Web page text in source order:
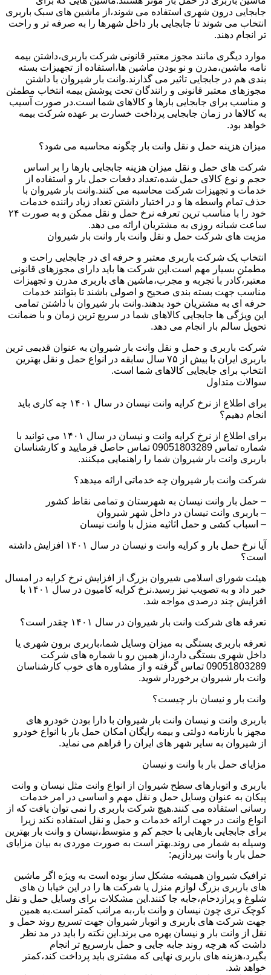
جابجایی درون شهری استفاده می شوند،از ماشین های سبک باربری
انتخاب می شوند تا جابجایی بار داخل شهرها را به صرفه تر و راحت
تر انجام دهند.
موارد دیگری مانند مجوز معتبر قانونی شرکت باربری،داشتن بیمه
نامه ماشین،مدرن و نو بودن ماشین ها،استفاده از تجهیزات بسته
بندی هم در جابجایی تاثیر می گذارند.وانت بار شیروان با داشتن
مجوزهای معتبر قانونی و رانندگان تحت پوشش بیمه انتخاب مطمئن
و مناسب برای جابجایی بارها و کالاهای شما است.در صورت آسیب
به کالاها در زمان جابجایی پرداخت خسارت بر عهده شرکت بیمه
خواهد بود.
میزان هزینه حمل و نقل وانت بار چگونه محاسبه می شود؟
شرکت های حمل و نقل میزان هزینه جابجایی بارها را بر اساس
حجم و نوع کالای حمل شده،تعداد دفعات حمل بار و استفاده از
خدمات و تجهیزات شرکت محاسبه می کنند.وانت بار شیروان با
حذف تمام واسطه ها و در اختیار داشتن تعداد زیاد راننده خدمات
خود را با مناسب ترین تعرفه نرخ حمل و نقل ممکن و به صورت ۲۴
ساعت شبانه روزی به مشتریان ارائه می دهد.
مزیت های شرکت حمل و نقل وانت بار وانت بار شیروان
انتخاب یک شرکت باربری معتبر و حرفه ای در جابجایی راحت و
مطمئن بسیار مهم است.این شرکت ها باید دارای مجوزهای قانونی
معتبر،کادر با تجربه و مجرب،ماشین های باربری مدرن و تجهیزات
مناسب جهت بسته بندی صحیح و اصولی باشند تا بتوانند خدمات
حرفه ای به مشتریان خود بدهند.وانت بار شیروان با داشتن تمامی
این ویژگی ها جابجایی کالاهای شما در سریع ترین زمان و با ضمانت
تحویل سالم بار انجام می دهد.
شرکت باربری و حمل و نقل وانت بار شیروان به عنوان قدیمی ترین
باربری ایران با بیش از ۷۵ سال سابقه در انواع حمل و نقل بهترین
انتخاب برای جابجایی کالاهای شما است.
سوالات متداول
برای اطلاع از نرخ کرایه وانت نیسان در سال ۱۴۰۱ چه کاری باید
انجام دهیم؟
برای اطلاع از نرخ کرایه وانت و نیسان در سال ۱۴۰۱ می توانید با
شماره تماس 09051803289 تماس حاصل فرمایید و کارشناسان
باربری وانت بار شیروان شما را راهنمایی میکنند.
شرکت وانت بار شیروان چه خدماتی ارائه میدهد؟
– حمل بار وانت نیسان به شهرستان و تمامی نقاط کشور
– باربری وانت نیسان در داخل شهر شیروان
– اسباب کشی و حمل اثاثیه منزل با وانت نیسان
آیا نرخ حمل بار و کرایه وانت و نیسان در سال ۱۴۰۱ افزایش داشته
است؟
هیئت شورای اسلامی شیروان بزرگ از افزایش نرخ کرایه در امسال
خبر داد و به تصویب نیز رسید.نرخ کرایه کامیون در سال ۱۴۰۱ با
افزایش چند درصدی مواجه شد.
تعرفه های شرکت وانت بار شیروان در سال ۱۴۰۱ چقدر است؟
تعرفه باربری بستگی به میزان وسایل شما،باربری برون شهری یا
داخل شهری بستگی دارد،از همین رو با شماره های شرکت
09051803289 تماس گرفته و از مشاوره های خوب کارشناسان
وانت بار شیروان برخوردار شوید.
وانت بار و نیسان بار چیست؟
باربری وانت و نیسان وانت بار شیروان با دارا بودن خودرو های
مجهز با بارنامه دولتی و بیمه رایگان امکان حمل بار با انواع خودرو
از شیروان به سایر شهر های ایران را فراهم می نماید.
مزایای حمل بار با وانت و نیسان
باربری و اتوبارهای سطح شیروان از انواع وانت مثل نیسان و وانت
پیکان به عنوان وسایل حمل و نقل مهم و اساسی در امر خدمات
رسانی استفاده می کنند.هیچ شرکت باربری را نمی توان یافت که از
انواع وانت در جهت ارائه خدمات و حمل و نقل استفاده نکند زیرا
برای جابجایی بارهایی با حجم کم و متوسط،نیسان و وانت بار بهترین
وسیله به شمار می روند.بهتر است به صورت موردی به بیان مزایای
حمل بار با وانت بپردازیم:
ترافیک شیروان همیشه مشکل ساز بوده است به ویژه اگر ماشین
های باربری بزرگ لوازم منزل یا شرکت ها را در این خیابا ن های
شلوغ و پرازدحام،جابه جا کنند.این مشکلات برای وسایل حمل و نقل
کوچک تری چون نیسان و وانت بار،به مراتب کمتر است.به همین
جهت شرکت های باربری و اتوبار شیروان جهت تسریع روند حمل و
نقل از وانت بار و نیسان بهره می برند.این نکته را باید در مد نظر
داشت که هرچه روند جابه جایی و حمل بارسریع تر انجام
بگیرد،هزینه های باربری نهایی که مشتری باید پرداخت کند،کمتر
خواهد شد.